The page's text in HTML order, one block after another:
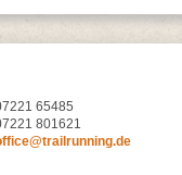
65485
801621